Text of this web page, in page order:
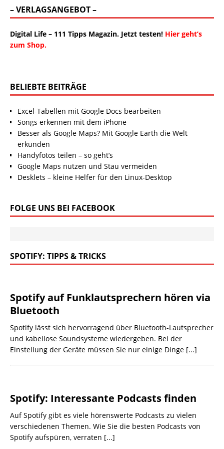
– VERLAGSANGEBOT –
Digital Life – 111 Tipps Magazin. Jetzt testen! Hier geht’s
zum Shop.
BELIEBTE BEITRÄGE
Excel-Tabellen mit Google Docs bearbeiten
Songs erkennen mit dem iPhone
Besser als Google Maps? Mit Google Earth die Welt
erkunden
Handyfotos teilen – so geht’s
Google Maps nutzen und Stau vermeiden
Desklets – kleine Helfer für den Linux-Desktop
FOLGE UNS BEI FACEBOOK
SPOTIFY: TIPPS & TRICKS
Spotify auf Funklautsprechern hören via
Bluetooth
Spotify lässt sich hervorragend über Bluetooth-Lautsprecher
und kabellose Soundsysteme wiedergeben. Bei der
Einstellung der Geräte müssen Sie nur einige Dinge [...]
Spotify: Interessante Podcasts finden
Auf Spotify gibt es viele hörenswerte Podcasts zu vielen
verschiedenen Themen. Wie Sie die besten Podcasts von
Spotify aufspüren, verraten [...]